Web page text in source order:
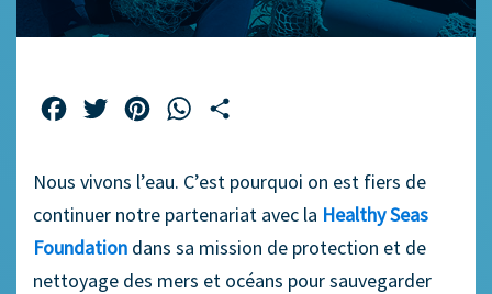
FacebookTwitterPinterestWhatsApp
Nous vivons l’eau. C’est pourquoi on est fiers de
continuer notre partenariat avec la Healthy Seas
Foundation dans sa mission de protection et de
nettoyage des mers et océans pour sauvegarder